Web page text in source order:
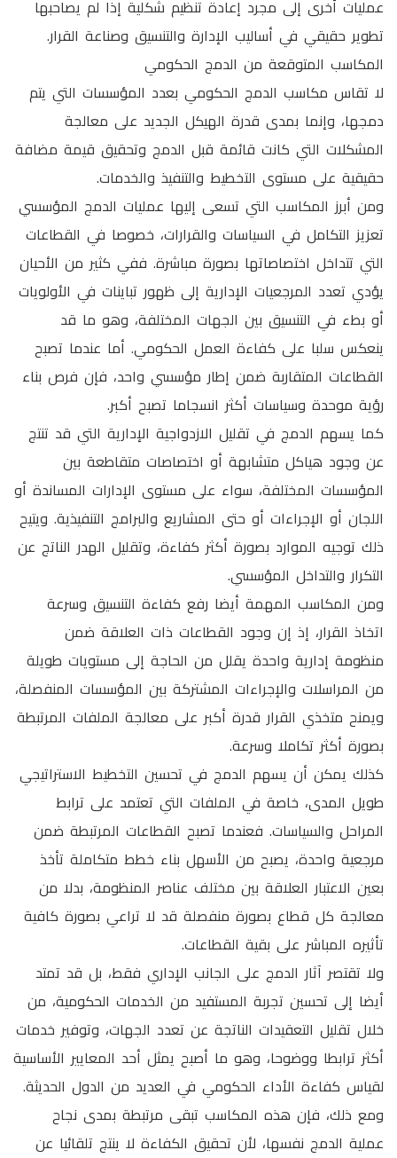
عمليات أخرى إلى مجرد إعادة تنظيم شكلية إذا لم يصاحبها
تطوير حقيقي في أساليب الإدارة والتنسيق وصناعة القرار.
المكاسب المتوقعة من الدمج الحكومي
لا تقاس مكاسب الدمج الحكومي بعدد المؤسسات التي يتم
دمجها، وإنما بمدى قدرة الهيكل الجديد على معالجة
المشكلات التي كانت قائمة قبل الدمج وتحقيق قيمة مضافة
حقيقية على مستوى التخطيط والتنفيذ والخدمات.
ومن أبرز المكاسب التي تسعى إليها عمليات الدمج المؤسسي
تعزيز التكامل في السياسات والقرارات، خصوصا في القطاعات
التي تتداخل اختصاصاتها بصورة مباشرة. ففي كثير من الأحيان
يؤدي تعدد المرجعيات الإدارية إلى ظهور تباينات في الأولويات
أو بطء في التنسيق بين الجهات المختلفة، وهو ما قد
ينعكس سلبا على كفاءة العمل الحكومي. أما عندما تصبح
القطاعات المتقاربة ضمن إطار مؤسسي واحد، فإن فرص بناء
رؤية موحدة وسياسات أكثر انسجاما تصبح أكبر.
كما يسهم الدمج في تقليل الازدواجية الإدارية التي قد تنتج
عن وجود هياكل متشابهة أو اختصاصات متقاطعة بين
المؤسسات المختلفة، سواء على مستوى الإدارات المساندة أو
اللجان أو الإجراءات أو حتى المشاريع والبرامج التنفيذية. ويتيح
ذلك توجيه الموارد بصورة أكثر كفاءة، وتقليل الهدر الناتج عن
التكرار والتداخل المؤسسي.
ومن المكاسب المهمة أيضا رفع كفاءة التنسيق وسرعة
اتخاذ القرار، إذ إن وجود القطاعات ذات العلاقة ضمن
منظومة إدارية واحدة يقلل من الحاجة إلى مستويات طويلة
من المراسلات والإجراءات المشتركة بين المؤسسات المنفصلة،
ويمنح متخذي القرار قدرة أكبر على معالجة الملفات المرتبطة
بصورة أكثر تكاملا وسرعة.
كذلك يمكن أن يسهم الدمج في تحسين التخطيط الاستراتيجي
طويل المدى، خاصة في الملفات التي تعتمد على ترابط
المراحل والسياسات. فعندما تصبح القطاعات المرتبطة ضمن
مرجعية واحدة، يصبح من الأسهل بناء خطط متكاملة تأخذ
بعين الاعتبار العلاقة بين مختلف عناصر المنظومة، بدلا من
معالجة كل قطاع بصورة منفصلة قد لا تراعي بصورة كافية
تأثيره المباشر على بقية القطاعات.
ولا تقتصر آثار الدمج على الجانب الإداري فقط، بل قد تمتد
أيضا إلى تحسين تجربة المستفيد من الخدمات الحكومية، من
خلال تقليل التعقيدات الناتجة عن تعدد الجهات، وتوفير خدمات
أكثر ترابطا ووضوحا، وهو ما أصبح يمثل أحد المعايير الأساسية
لقياس كفاءة الأداء الحكومي في العديد من الدول الحديثة.
ومع ذلك، فإن هذه المكاسب تبقى مرتبطة بمدى نجاح
عملية الدمج نفسها، لأن تحقيق الكفاءة لا ينتج تلقائيا عن